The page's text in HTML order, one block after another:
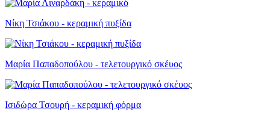
Νίκη Τσιάκου - κεραμική πυξίδα
Μαρία Παπαδοπούλου - τελετουργικό σκέυος
Ισιδώρα Τσουρή - κεραμική φόρμα